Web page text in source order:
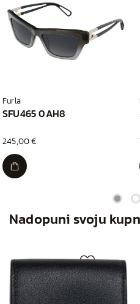
Furla
SFU465 0AH8
245,00 €
Nadopuni svoju